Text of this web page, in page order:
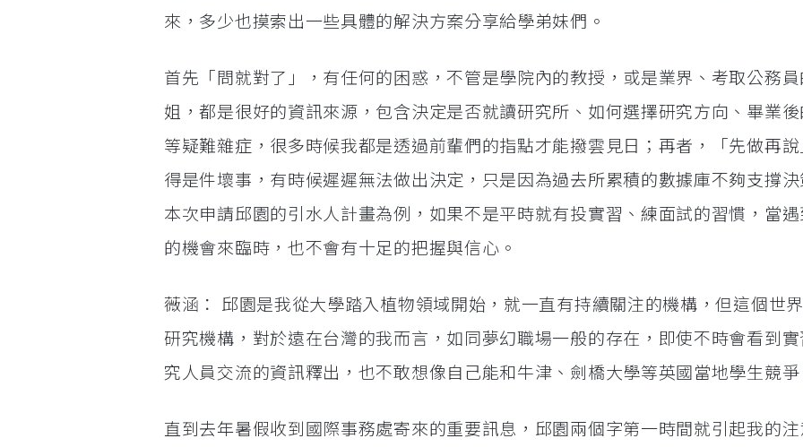
來，多少也摸索出一些具體的解決方案分享給學弟妹們。
首先「問就對了」，有任何的困惑，不管是學院內的教授，或是業界、考取公務
姐，都是很好的資訊來源，包含決定是否就讀研究所、如何選擇研究方向、畢業
等疑難雜症，很多時候我都是透過前輩們的指點才能撥雲見日；再者，「先做再
得是件壞事，有時候遲遲無法做出決定，只是因為過去所累積的數據庫不夠支撐
本次申請邱園的引水人計畫為例，如果不是平時就有投實習、練面試的習慣，當
的機會來臨時，也不會有十足的把握與信心。
薇涵： 邱園是我從大學踏入植物領域開始，就一直有持續關注的機構，但這個世
研究機構，對於遠在台灣的我而言，如同夢幻職場一般的存在，即使不時會看到
究人員交流的資訊釋出，也不敢想像自己能和牛津、劍橋大學等英國當地學生競爭
直到去年暑假收到國際事務處寄來的重要訊息，邱園兩個字第一時間就引起我的